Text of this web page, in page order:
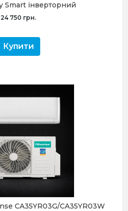
Smart інверторний
24 750 грн.
Купити
CA35YR03G/CA35YR03W